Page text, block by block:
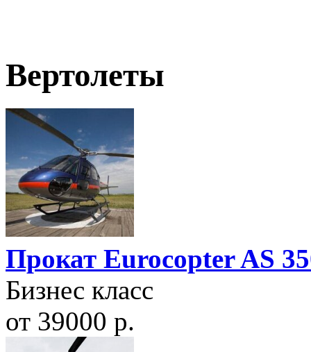
Вертолеты
Прокат Eurocopter AS
Бизнес класс
от 39000 р.